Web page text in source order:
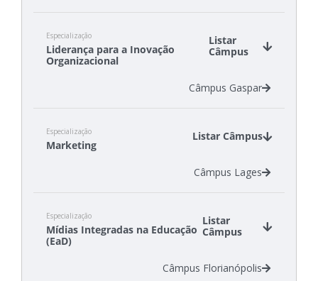
Especialização
Liderança para a Inovação
Organizacional
Listar
Câmpus
Câmpus Gaspar
Especialização
Marketing
Listar Câmpus
Câmpus Lages
Especialização
Mídias Integradas na Educação
(EaD)
Listar
Câmpus
Câmpus Florianópolis